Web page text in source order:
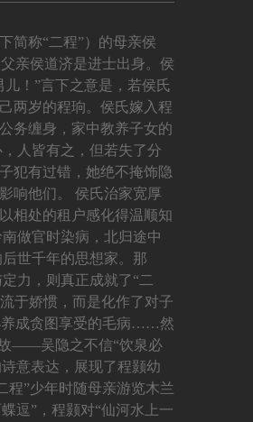
简称“二程”）的母亲侯
亲侯道济是进士出身。侯
！”言下之意是，若侯氏
两岁的程珦。侯氏嫁入程
务缠身，家中教养子女的
人皆有之，但若失了分
犯有过错，她绝不掩饰隐
响他们。 侯氏治家宽厚
相处的租户感化得温顺知
做官时染病，北归途中
世千年的思想家。那
力，则真正成就了“二
于娇惯，而是化作了对子
养成贪图享受的毛病……然
故——吴隐之不信“饮泉必
意表达，展现了程颢幼
程”少年时随母亲游览木兰
逗”，程颢对“仙河水上一